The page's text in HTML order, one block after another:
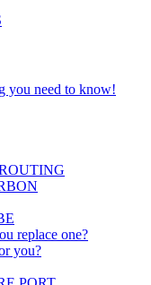
you need to know!
replace one?
you?